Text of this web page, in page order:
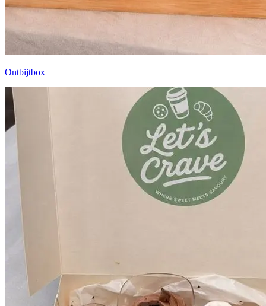
Ontbijtbox